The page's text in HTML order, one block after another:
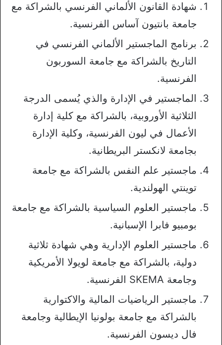
شهادة القانون الألماني الفرنسي بالشراكة مع
جامعة بانتيون آساس الفرنسية.
برنامج الماجستير الألماني الفرنسي في
التاريخ بالشراكة مع جامعة السوربون
الفرنسية.
الماجستير في الإدارة والذي يُسمى الدرجة
الثلاثية الأوروبية، بالشراكة مع كلية إدارة
الأعمال في ليون الفرنسية، وكلية الإدارة
بجامعة لانكستر البريطانية.
ماجستير علم النفس بالشراكة مع جامعة
توينتي الهولندية.
ماجستير العلوم السياسية بالشراكة مع جامعة
بومبيو فابرا الإسبانية.
ماجستير العلوم الإدارية وهي شهادة ثلاثية
دولية، بالشراكة مع جامعة لويولا الأمريكية
وجامعة SKEMA الفرنسية.
ماجستير الرياضيات المالية والاكتوارية
بالشراكة مع جامعة بولونيا الإيطالية وجامعة
فال ديسون الفرنسية.